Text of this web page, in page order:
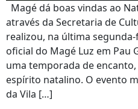
Magé dá boas vindas ao
através da Secretaria de
realizou, na última
oficial do Magé Luz em Pau
uma temporada de
espírito natalino. O evento
da Vila […]